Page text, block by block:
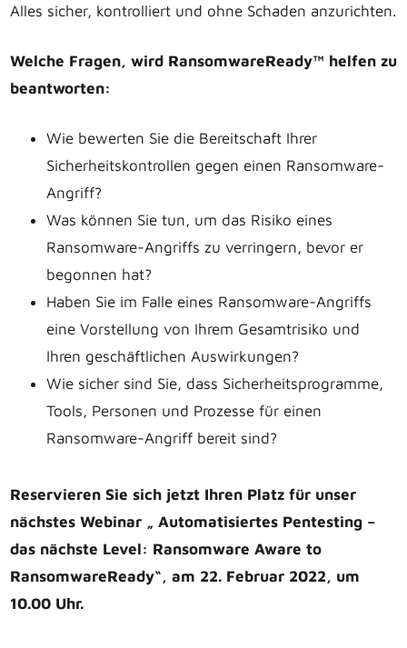
Alles sicher, kontrolliert und ohne Schaden anzurichten.
Welche Fragen, wird RansomwareReady™ helfen zu
beantworten:
Wie bewerten Sie die Bereitschaft Ihrer
Sicherheitskontrollen gegen einen Ransomware-
Angriff?
Was können Sie tun, um das Risiko eines
Ransomware-Angriffs zu verringern, bevor er
begonnen hat?
Haben Sie im Falle eines Ransomware-Angriffs
eine Vorstellung von Ihrem Gesamtrisiko und
Ihren geschäftlichen Auswirkungen?
Wie sicher sind Sie, dass Sicherheitsprogramme,
Tools, Personen und Prozesse für einen
Ransomware-Angriff bereit sind?
Reservieren Sie sich jetzt Ihren Platz für unser
nächstes Webinar „ Automatisiertes Pentesting –
das nächste Level: Ransomware Aware to
RansomwareReady“, am 22. Februar 2022, um
10.00 Uhr.